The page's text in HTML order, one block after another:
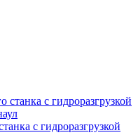
c гидроразгрузкой